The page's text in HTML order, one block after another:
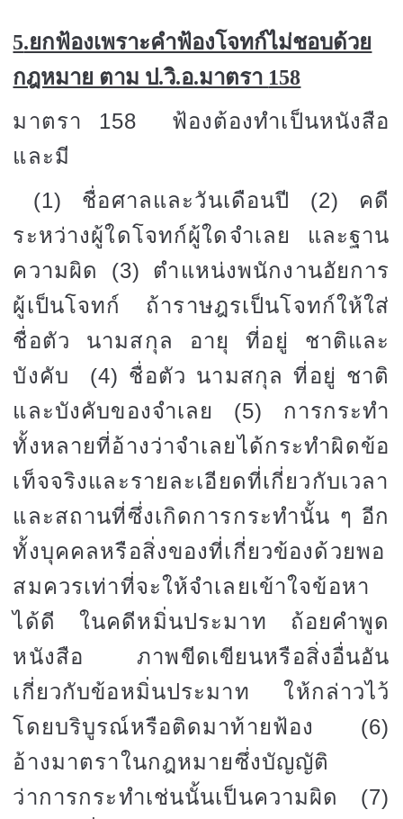
5.ยกฟ้องเพราะคำฟ้องโจทก์ไม่ชอบด้วย
กฎหมาย ตาม ป.วิ.อ.มาตรา 158
มาตรา 158 ฟ้องต้องทำเป็นหนังสือ
และมี
(1) ชื่อศาลและวันเดือนปี (2) คดี
ระหว่างผู้ใดโจทก์ผู้ใดจำเลย และฐาน
ความผิด (3) ตำแหน่งพนักงานอัยการ
ผู้เป็นโจทก์ ถ้าราษฎรเป็นโจทก์ให้ใส่
ชื่อตัว นามสกุล อายุ ที่อยู่ ชาติและ
บังคับ
(4) ชื่อตัว นามสกุล ที่อยู่ ชาติ
และบังคับของจำเลย (5) การกระทำ
ทั้งหลายที่อ้างว่าจำเลยได้กระทำผิดข้อ
เท็จจริงและรายละเอียดที่เกี่ยวกับเวลา
และสถานที่ซึ่งเกิดการกระทำนั้น ๆ อีก
ทั้งบุคคลหรือสิ่งของที่เกี่ยวข้องด้วยพอ
สมควรเท่าที่จะให้จำเลยเข้าใจข้อหา
ได้ดี ในคดีหมิ่นประมาท ถ้อยคำพูด
หนังสือ ภาพขีดเขียนหรือสิ่งอื่นอัน
เกี่ยวกับข้อหมิ่นประมาท ให้กล่าวไว้
โดยบริบูรณ์หรือติดมาท้ายฟ้อง (6)
อ้างมาตราในกฎหมายซึ่งบัญญัติ
ว่าการกระทำเช่นนั้นเป็นความผิด (7)